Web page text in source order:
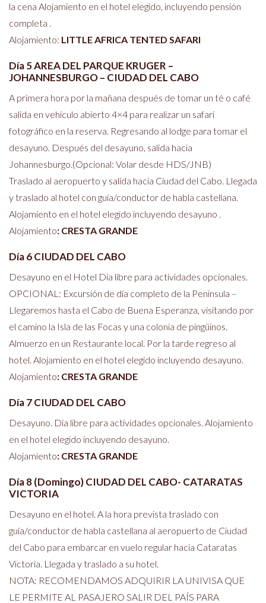
la cena Alojamiento en el hotel elegido, incluyendo pensión
completa .
Alojamiento: LITTLE AFRICA TENTED SAFARI
Día 5 AREA DEL PARQUE KRUGER –
JOHANNESBURGO – CIUDAD DEL CABO
A primera hora por la mañana después de tomar un té o café
salida en vehículo abierto 4×4 para realizar un safari
fotográfico en la reserva. Regresando al lodge para tomar el
desayuno. Después del desayuno, salida hacia
Johannesburgo.(Opcional: Volar desde HDS/JNB)
Traslado al aeropuerto y salida hacia Ciudad del Cabo. Llegada
y traslado al hotel con guía/conductor de habla castellana.
Alojamiento en el hotel elegido incluyendo desayuno .
Alojamiento: CRESTA GRANDE
Día 6 CIUDAD DEL CABO
Desayuno en el Hotel Día libre para actividades opcionales.
OPCIONAL: Excursión de día completo de la Península –
Llegaremos hasta el Cabo de Buena Esperanza, visitando por
el camino la Isla de las Focas y una colonia de pingüinos.
Almuerzo en un Restaurante local. Por la tarde regreso al
hotel. Alojamiento en el hotel elegido incluyendo desayuno.
Alojamiento: CRESTA GRANDE
Día 7 CIUDAD DEL CABO
Desayuno. Día libre para actividades opcionales. Alojamiento
en el hotel elegido incluyendo desayuno.
Alojamiento: CRESTA GRANDE
Día 8 (Domingo) CIUDAD DEL CABO- CATARATAS
VICTORIA
Desayuno en el hotel. A la hora prevista traslado con
guía/conductor de habla castellana al aeropuerto de Ciudad
del Cabo para embarcar en vuelo regular hacia Cataratas
Victoria. Llegada y traslado a su hotel.
NOTA: RECOMENDAMOS ADQUIRIR LA UNIVISA QUE
LE PERMITE AL PASAJERO SALIR DEL PAÍS PARA